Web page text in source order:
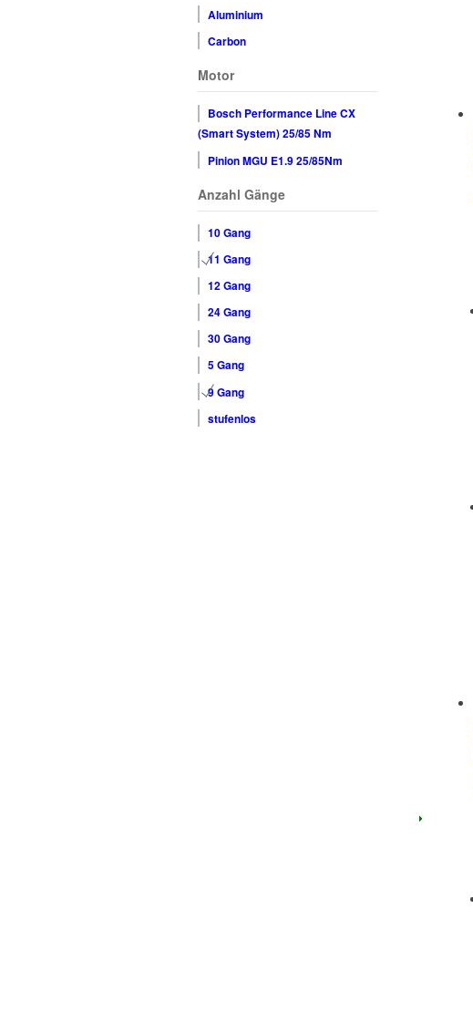
Aluminium
Carbon
Motor
Bosch Performance Line CX
(Smart System) 25/85 Nm
Pinion MGU E1.9 25/85Nm
Anzahl Gänge
10 Gang
11 Gang
12 Gang
24 Gang
30 Gang
5 Gang
9 Gang
stufenlos